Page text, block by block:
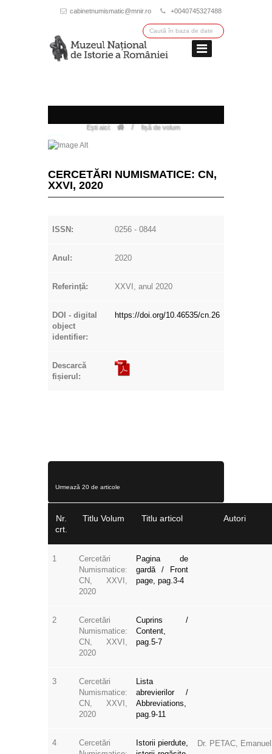
cabinetnumismatic@mnir.ro +0040745327488
Ești aici: / fișă de volum
CERCETĂRI NUMISMATICE: CN,
XXVI, 2020
ISSN: 0256 - 0844
Anul: 2020
Referință: XXVI, anul 2020
DOI - digital
object
identifier:
https://doi.org/10.46535/cn.26
Descarcă
fișierul:
Nr.
crt.
Titlu Volum Titlu articol Autori
1
Cercetări
Numismatice:
CN, XXVI,
2020
Pagina de
gardă / Front
page, pag.3-4
2
Cercetări
Numismatice:
CN, XXVI,
2020
Cuprins /
Content,
pag.5-7
3
Cercetări
Numismatice:
CN, XXVI,
2020
Lista
abrevierilor /
Abbreviations,
pag.9-11
4
Cercetări
Numismatice:
Istorii pierdute,
istorii regăsite.
Dr. PETAC, Emanuel